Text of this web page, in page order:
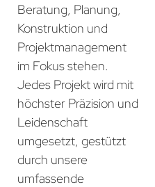
Beratung, Planung,
Konstruktion und
Projektmanagement
im Fokus stehen.
Jedes Projekt wird mit
höchster Präzision und
Leidenschaft
umgesetzt, gestützt
durch unsere
umfassende